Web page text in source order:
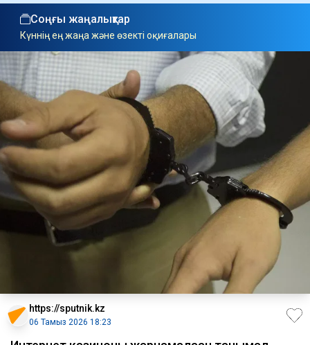
Соңғы жаңалықтар
Күннің ең жаңа және өзекті оқиғалары
https://sputnik.kz
06 Тамыз 2026 18:23